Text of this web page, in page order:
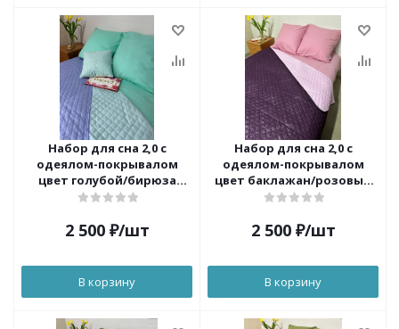
Набор для сна 2,0 с
одеялом-покрывалом
цвет голубой/бирюза
ОРХИДЕЯ
2 500₽/шт
В корзину
Набор для сна 2,0 с
одеялом-покрывалом
цвет баклажан/розовый
ОРХИДЕЯ
2 500₽/шт
В корзину